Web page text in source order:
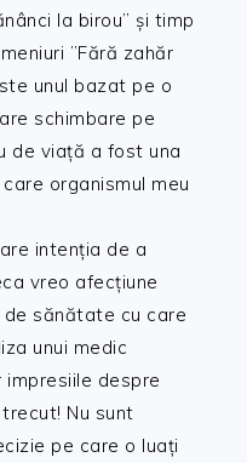
la birou” și timp
”Fără zahăr
unul bazat pe o
schimbare pe
de viață a fost una
organismul meu
intenția de a
vreo afecțiune
de sănătate cu care
unui medic
despre
Nu sunt
pe care o luați